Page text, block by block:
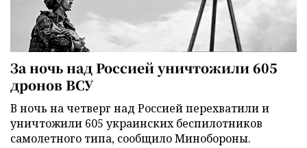
За ночь над Россией уничтожили 605
дронов ВСУ
В ночь на четверг над Россией перехватили и
уничтожили 605 украинских беспилотников
самолетного типа, сообщило Минобороны.